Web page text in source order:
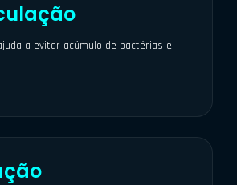
a evitar acúmulo de bactérias e